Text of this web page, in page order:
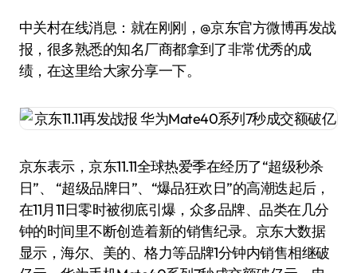
中关村在线消息：就在刚刚，@京东官方微博再发战
报，很多熟悉的知名厂商都拿到了非常优秀的成
绩，在这里给大家分享一下。
京东表示，京东11.11全球热爱季在经历了“超级秒杀
日”、 “超级品牌日”、“爆品狂欢日”的高潮迭起后，
在11月11日零时被彻底引爆，众多品牌、品类在几分
钟的时间里不断创造着新的销售纪录。京东大数据
显示，海尔、美的、格力等品牌1分钟内销售相继破